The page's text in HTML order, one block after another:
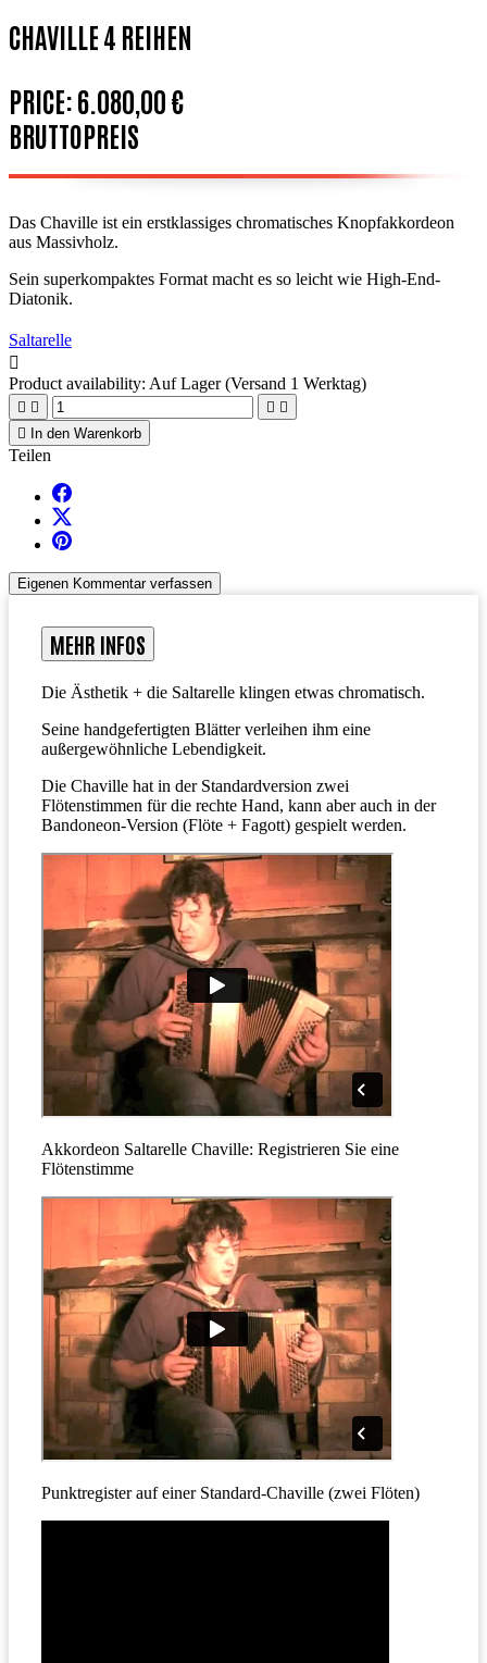
CHAVILLE 4 REIHEN
PRICE:6.080,00 €
BRUTTOPREIS
Das Chaville ist ein erstklassiges chromatisches Knopfakkordeon
aus Massivholz.
Sein superkompaktes Format macht es so leicht wie High-End-
Diatonik.
Saltarelle

Product availability: Auf Lager (Versand 1 Werktag)
   
 In den Warenkorb
Teilen
Eigenen Kommentar verfassen
MEHR INFOS
Die Ästhetik + die Saltarelle klingen etwas chromatisch.
Seine handgefertigten Blätter verleihen ihm eine
außergewöhnliche Lebendigkeit.
Die Chaville hat in der Standardversion zwei
Flötenstimmen für die rechte Hand, kann aber auch in der
Bandoneon-Version (Flöte + Fagott) gespielt werden.
Akkordeon Saltarelle Chaville: Registrieren Sie eine
Flötenstimme
Punktregister auf einer Standard-Chaville (zwei Flöten)